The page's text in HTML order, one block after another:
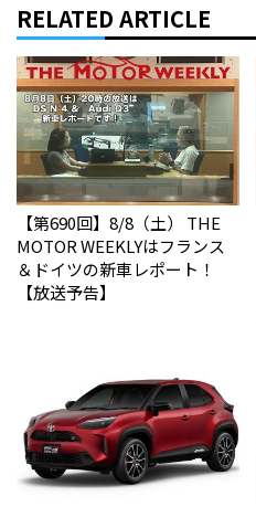
RELATED ARTICLE
【第690回】8/8（土） THE
MOTOR WEEKLYはフランス
＆ドイツの新車レポート！
【放送予告】